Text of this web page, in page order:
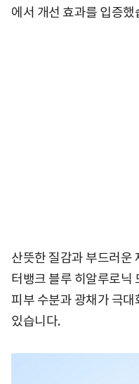
에서 개선 효과를 입증했
산뜻한 질감과 부드러운
터뱅크 블루 히알루로닉
피부 수분과 광채가 극
있습니다.